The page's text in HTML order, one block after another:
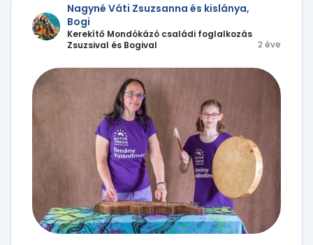
Nagyné Váti Zsuzsanna és kislánya,
Bogi
Kerekítő Mondókázó családi foglalkozás
Zsuzsival és Bogival
2 éve